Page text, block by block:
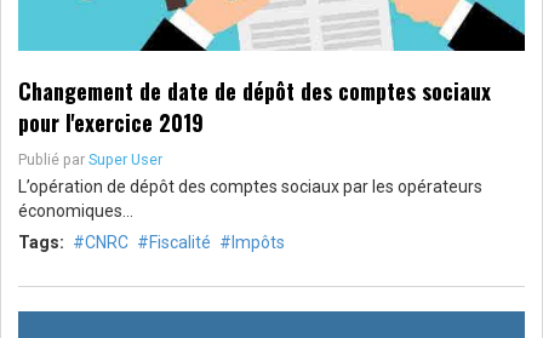
Changement de date de dépôt des comptes sociaux
pour l'exercice 2019
Publié par Super User
L’opération de dépôt des comptes sociaux par les opérateurs
économiques…
Tags:
CNRC Fiscalité Impôts